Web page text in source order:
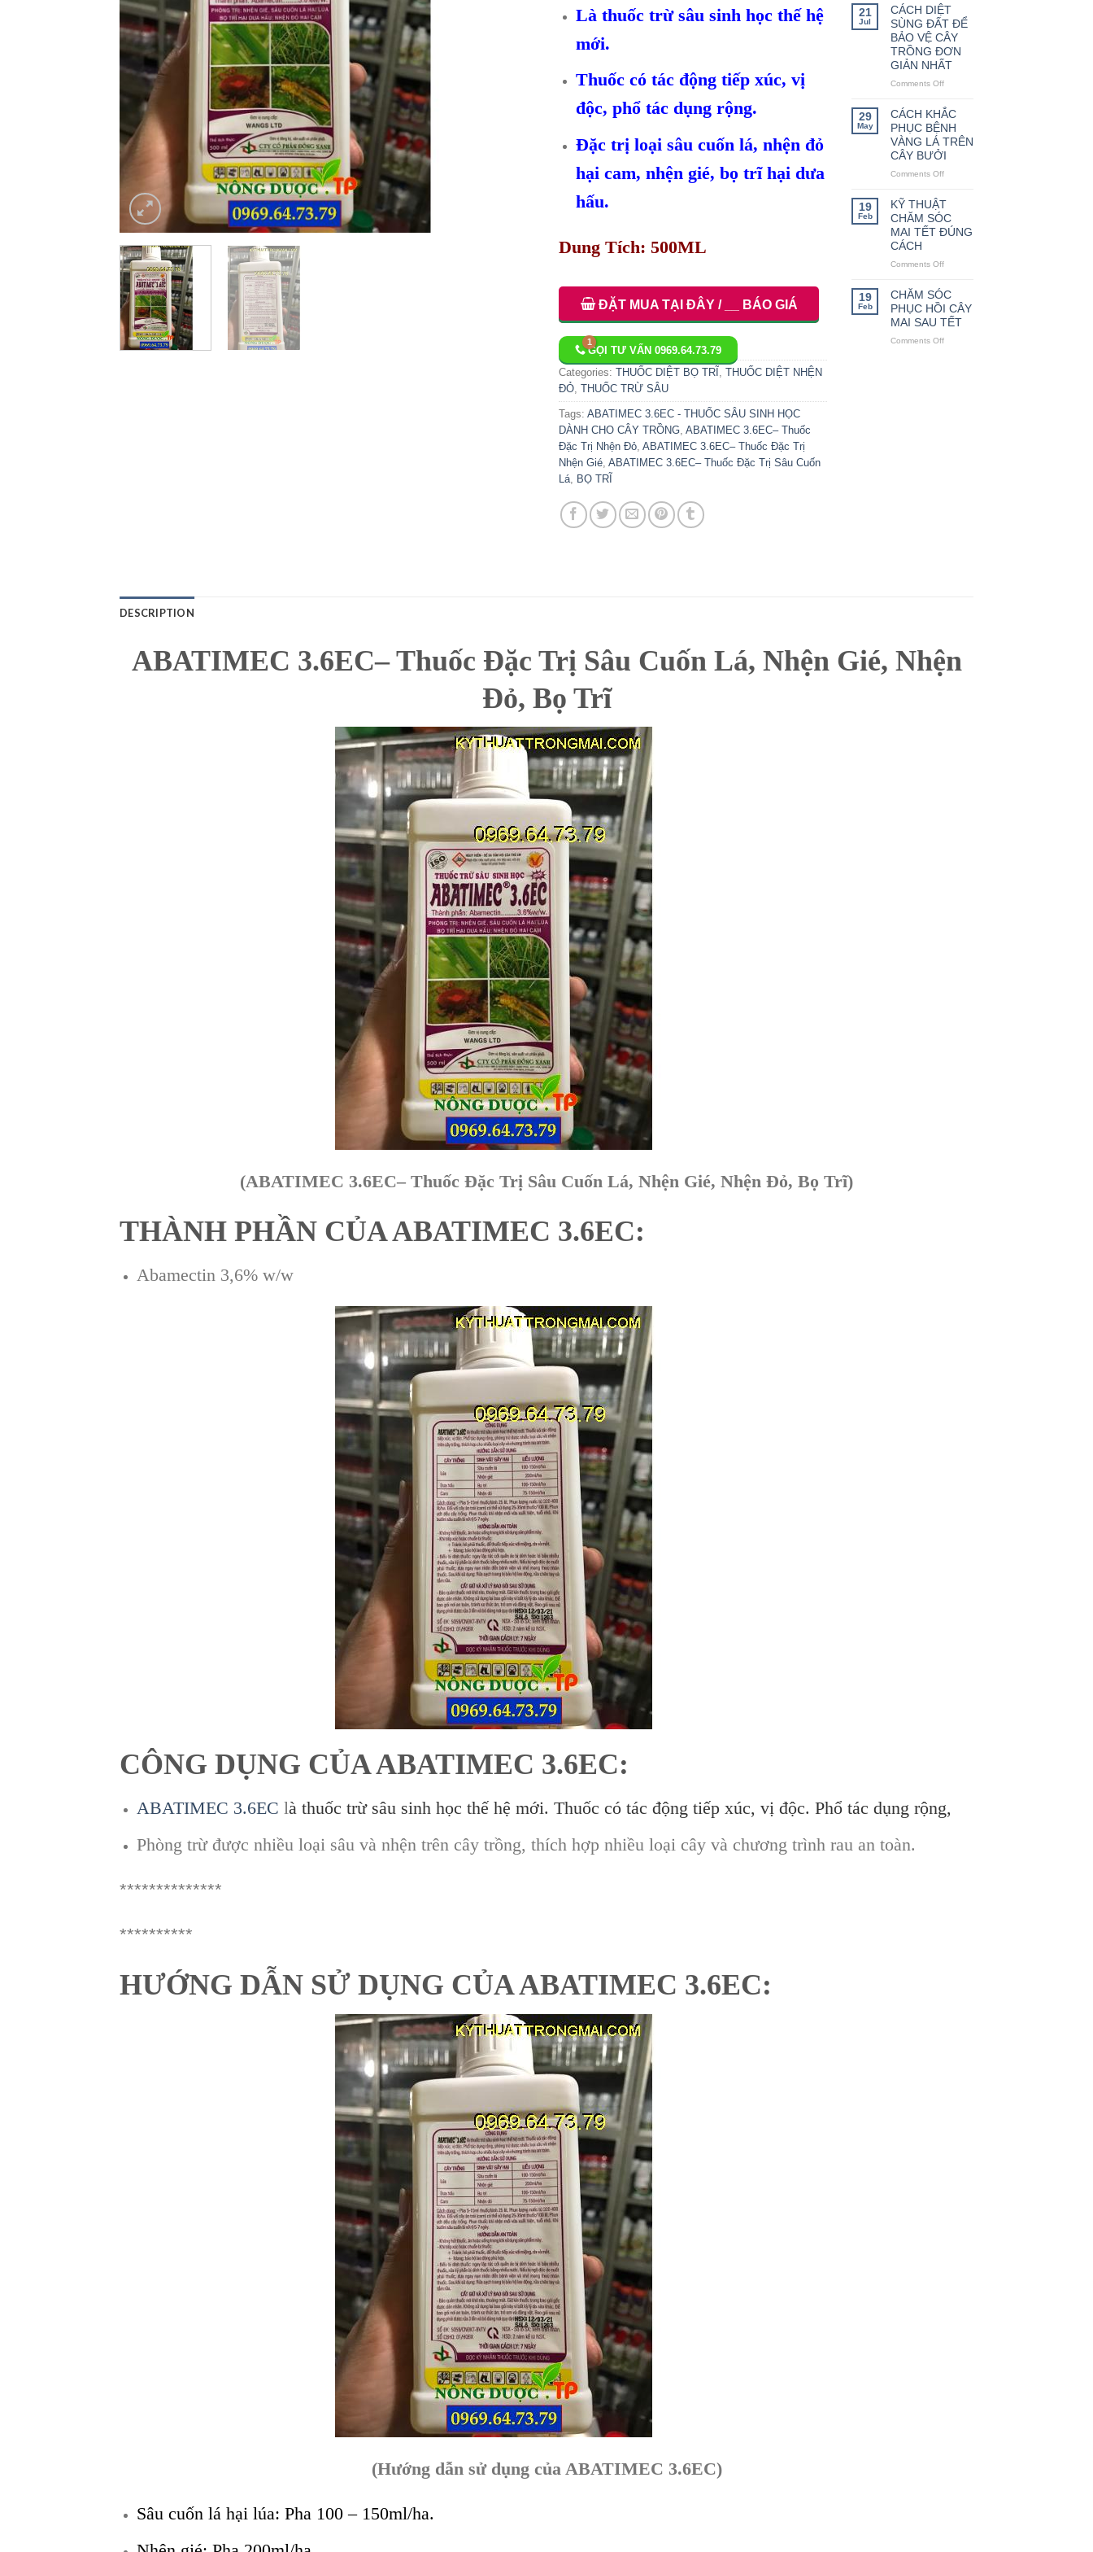
Là thuốc trừ sâu sinh học thế hệ
mới.
Thuốc có tác động tiếp xúc, vị
độc, phổ tác dụng rộng.
Đặc trị loại sâu cuốn lá, nhện đỏ
hại cam, nhện gié, bọ trĩ hại dưa
hấu.
Dung Tích: 500ML
ĐẶT MUA TẠI ĐÂY / __ BÁO GIÁ
GỌI TƯ VẤN 0969.64.73.79
Categories: THUỐC DIỆT BỌ TRĨ THUỐC DIỆT NHỆN
ĐỎ THUỐC TRỪ SÂU
Tags: ABATIMEC 3.6EC - THUỐC SÂU SINH HỌC
DÀNH CHO CÂY TRỒNG ABATIMEC 3.6EC– Thuốc
Đặc Trị Nhện Đỏ ABATIMEC 3.6EC– Thuốc Đặc Trị
Nhện Gié ABATIMEC 3.6EC– Thuốc Đặc Trị Sâu Cuốn
Lá BỌ TRĨ
THỨC
LÀM
HOA
TRÁI
VỤ
CHO
21
Jul
CÁCH DIỆT
SÙNG ĐẤT ĐỂ
BẢO VỆ CÂY
TRỒNG ĐƠN
GIẢN NHẤT
Comments Off
DIỆT
SÙNG
ĐẤT
ĐỂ
BẢO
TRỒNG
ĐƠN
GIẢN
29
May
CÁCH KHẮC
PHỤC BỆNH
VÀNG LÁ TRÊN
CÂY BƯỞI
Comments Off
KHẮC
PHỤC
BỆNH
VÀNG
BƯỞI
19
Feb
KỸ THUẬT
CHĂM SÓC
MAI TẾT ĐÚNG
CÁCH
Comments Off
THUẬT
CHĂM
SÓC
MAI
19
Feb
CHĂM SÓC
PHỤC HỒI CÂY
MAI SAU TẾT
Comments Off
DESCRIPTION
ABATIMEC 3.6EC– Thuốc Đặc Trị Sâu Cuốn Lá, Nhện Gié, Nhện
Đỏ, Bọ Trĩ
(ABATIMEC 3.6EC– Thuốc Đặc Trị Sâu Cuốn Lá, Nhện Gié, Nhện Đỏ, Bọ Trĩ)
THÀNH PHẦN CỦA ABATIMEC 3.6EC:
Abamectin 3,6% w/w
CÔNG DỤNG CỦA ABATIMEC 3.6EC:
ABATIMEC 3.6EC là thuốc trừ sâu sinh học thế hệ mới. Thuốc có tác động tiếp xúc, vị độc. Phổ tác dụng rộng,
Phòng trừ được nhiều loại sâu và nhện trên cây trồng, thích hợp nhiều loại cây và chương trình rau an toàn.
**************
**********
HƯỚNG DẪN SỬ DỤNG CỦA ABATIMEC 3.6EC:
(Hướng dẫn sử dụng của ABATIMEC 3.6EC)
Sâu cuốn lá hại lúa: Pha 100 – 150ml/ha.